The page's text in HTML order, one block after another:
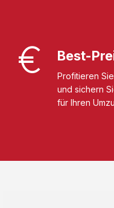
Best-
Profitieren
und sichern
für Ihren